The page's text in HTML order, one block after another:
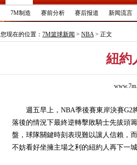
7M制造 赛前分析 赛后报道 新闻流言
您现在的位置： 7M篮球新闻 > NBA> 正文
紐約
週五早上，NBA季後賽東岸決賽G2將
落後的情況下最終逆轉擊敗騎士先拔頭
盤，球隊關鍵時刻表現難以讓人信賴，
不妨看好坐擁主場之利的紐約人再下一城